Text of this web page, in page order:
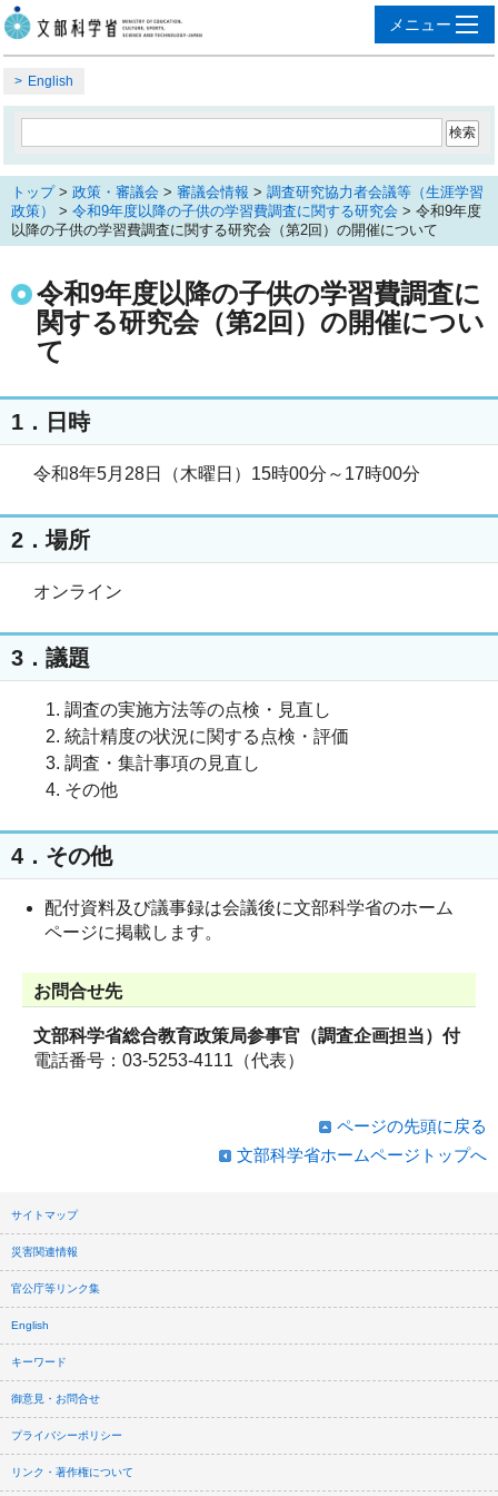
English
トップ> 政策・審議会 > 審議会情報 > 調査研究協力者会議等（生涯学習
政策）
> 令和9年度以降の子供の学習費調査に関する研究会 > 令和9年度
以降の子供の学習費調査に関する研究会（第2回）の開催について
令和9年度以降の子供の学習費調査に
関する研究会（第2回）の開催につい
て
1．日時
令和8年5月28日（木曜日）15時00分～17時00分
2．場所
オンライン
3．議題
調査の実施方法等の点検・見直し
統計精度の状況に関する点検・評価
調査・集計事項の見直し
その他
4．その他
配付資料及び議事録は会議後に文部科学省のホーム
ページに掲載します。
お問合せ先
文部科学省総合教育政策局参事官（調査企画担当）付
電話番号：03-5253-4111（代表）
ページの先頭に戻る
文部科学省ホームページトップへ
サイトマップ
災害関連情報
官公庁等リンク集
English
キーワード
御意見・お問合せ
プライバシーポリシー
リンク・著作権について